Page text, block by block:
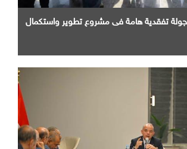
جولة تفقدية هامة فى مشروع تطوير واستكمال